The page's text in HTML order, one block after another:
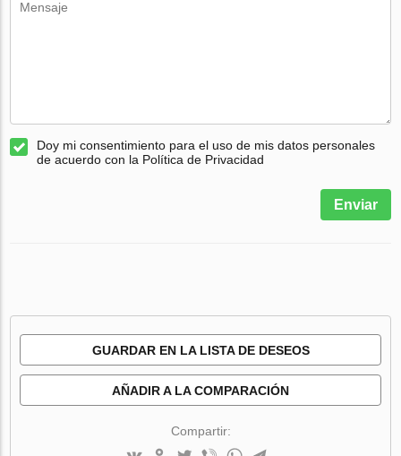
Doy mi consentimiento para el uso de mis datos personales
de acuerdo con la Política de Privacidad
Enviar
GUARDAR EN LA LISTA DE DESEOS
AÑADIR A LA COMPARACIÓN
Compartir: